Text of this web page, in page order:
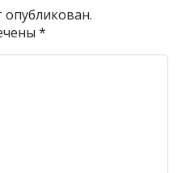
опубликован.
*